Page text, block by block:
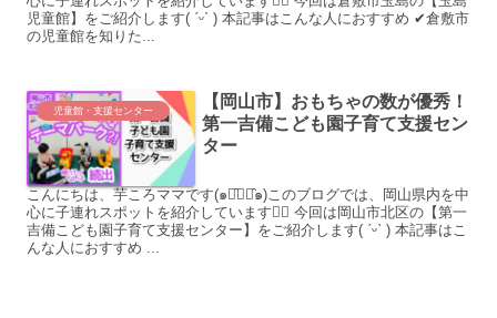
児童館】をご紹介します( ˊᵕˋ ) 本記事はこんな人におすすめ ✔倉敷市
の児童館を知りた...
児童館・支援センター
【岡山市】おもちゃの数が優秀！
第一吉備こども園子育て支援セン
ター
こんにちは、芋ころママです(๑･̑◡･̑๑)このブログでは、岡山県内を中
心に子連れスポットを紹介しています♡⃛ 今回は岡山市北区の【第一
吉備こども園子育て支援センター】をご紹介します( ˊᵕˋ ) 本記事はこ
んな人におすすめ ...